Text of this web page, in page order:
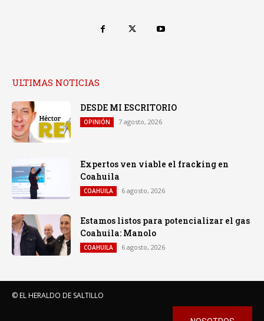
ULTIMAS NOTICIAS
DESDE MI ESCRITORIO
OPINIÓN 7 agosto, 2026
Expertos ven viable el fracking en
Coahuila
COAHUILA 6 agosto, 2026
Estamos listos para potencializar el gas
Coahuila: Manolo
COAHUILA 6 agosto, 2026
© EL HERALDO DE SALTILLO